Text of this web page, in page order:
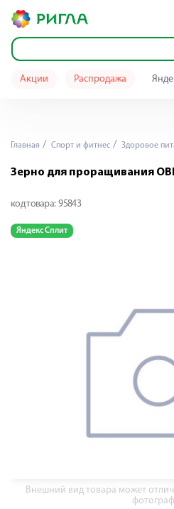
Акции Распродажа
Главная Спорт и фитнес Здоровое
Зерно для проращивания
код товара: 95843
Яндекс Сплит
Внешний вид товара может